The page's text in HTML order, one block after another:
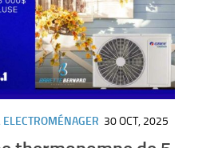
30 OCT, 2025